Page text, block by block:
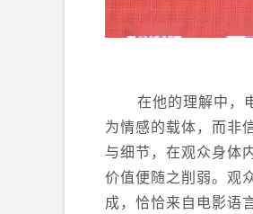
在他的理解中
为情感的载体，而非
与细节，在观众身体
价值便随之削弱。观
成，恰恰来自电影语